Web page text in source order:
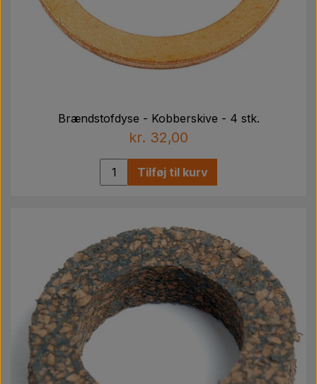
Brændstofdyse - Kobberskive - 4 stk.
kr. 32,00
Tilføj til kurv